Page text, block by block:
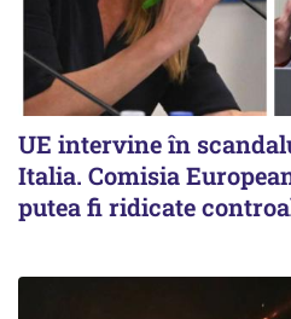
UE intervine în
Italia. Comisia
putea fi ridicate